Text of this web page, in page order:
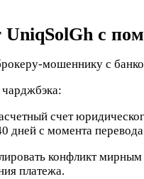
UniqSolGh с
мошеннику с
счет
дней с момента
конфликт
платежа.